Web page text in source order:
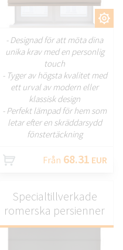
- Designad för att möta dina
unika krav med en personlig
touch
- Tyger av högsta kvalitet med
ett urval av modern eller
klassisk design
- Perfekt lämpad för hem som
letar efter en skräddarsydd
fönstertäckning
Från 68.31 EUR
Specialtillverkade
romerska persienner